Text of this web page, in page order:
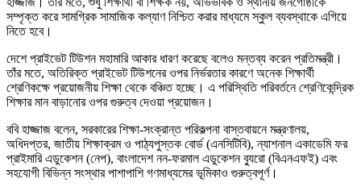
সম্পৃক্ত করে সামগ্রিক সামাজিক কল্যাণ নিশ্চিত করার মাধ্যমে স্কুল ব্যবস্থাকে এগিয়ে
নিতে হবে।
দেশে প্রাইভেট টিউশন মহামারি আকার ধারণ করেছে বলেও মন্তব্য করেন প্রতিমন্ত্রী।
তাঁর মতে, অতিরিক্ত প্রাইভেট টিউশনের ওপর নির্ভরতার কারণে অনেক শিক্ষার্থী
শ্রেণিকক্ষে প্রয়োজনীয় শিক্ষা থেকে বঞ্চিত হচ্ছে। এ পরিস্থিতি পরিবর্তনে শ্রেণিকেন্দ্রিক
শিক্ষার মান বাড়ানোর ওপর গুরুত্ব দেওয়া প্রয়োজন।
ববি হাজ্জাজ বলেন, সরকারের শিক্ষা-সংক্রান্ত পরিকল্পনা বাস্তবায়নে মন্ত্রণালয়,
অধিদপ্তর, জাতীয় শিক্ষাক্রম ও পাঠ্যপুস্তক বোর্ড (এনসিটিবি), ন্যাশনাল একাডেমি ফর
প্রাইমারি এডুকেশন (নেপ), বাংলাদেশ নন-ফরমাল এডুকেশন ব্যুরো (বিএনএফই) এবং
সহযোগী বিভিন্ন সংস্থার পাশাপাশি গণমাধ্যমের ভূমিকাও গুরুত্বপূর্ণ।